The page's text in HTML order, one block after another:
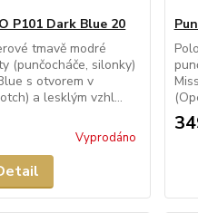
P101 Dark Blue 20
tmavě modré
(punčocháče, silonky)
s otvorem v
a lesklým vzhl...
Vyprodáno